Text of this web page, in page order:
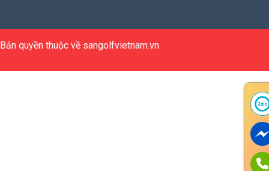
Bản quyền thuộc về sangolfvietnam.vn